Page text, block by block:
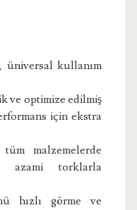
üniversal kullanım
ve optimize edilmiş
için ekstra
malzemelerde
azami torklarla
hızlı görme ve